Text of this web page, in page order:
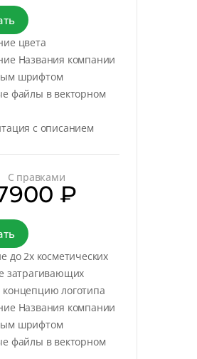
цвета
Названия компании
шрифтом
файлы в векторном
с описанием
С правками
₽
до 2х косметических
затрагивающих
логотипа
Названия компании
шрифтом
файлы в векторном